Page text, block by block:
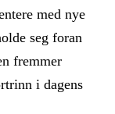
med nye
seg foran
fremmer
i dagens